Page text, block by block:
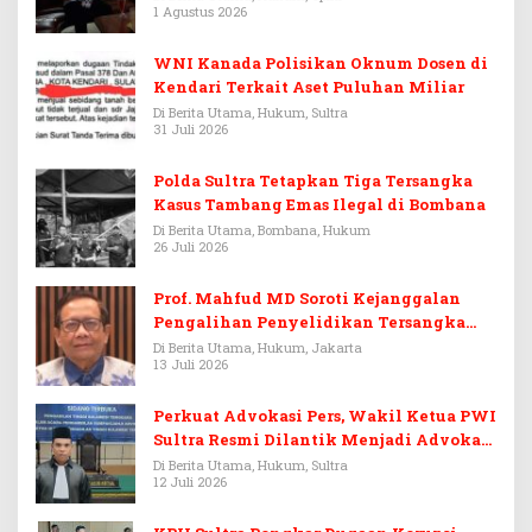
1 Agustus 2026
WNI Kanada Polisikan Oknum Dosen di
Kendari Terkait Aset Puluhan Miliar
Di Berita Utama, Hukum, Sultra
31 Juli 2026
Polda Sultra Tetapkan Tiga Tersangka
Kasus Tambang Emas Ilegal di Bombana
Di Berita Utama, Bombana, Hukum
26 Juli 2026
Prof. Mahfud MD Soroti Kejanggalan
Pengalihan Penyelidikan Tersangka
Febrie Adriansyah
Di Berita Utama, Hukum, Jakarta
13 Juli 2026
Perkuat Advokasi Pers, Wakil Ketua PWI
Sultra Resmi Dilantik Menjadi Advokat
PERADI
Di Berita Utama, Hukum, Sultra
12 Juli 2026